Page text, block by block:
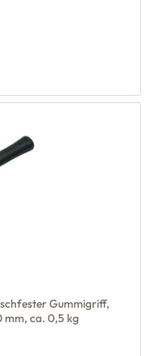
Gummigriff,
mm, ca. 0,5 kg